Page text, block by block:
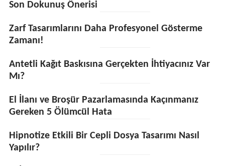
Son Dokunuş Önerisi
Zarf Tasarımlarını Daha Profesyonel Gösterme
Zamanı!
Antetli Kağıt Baskısına Gerçekten İhtiyacınız Var
Mı?
El İlanı ve Broşür Pazarlamasında Kaçınmanız
Gereken 5 Ölümcül Hata
Hipnotize Etkili Bir Cepli Dosya Tasarımı Nasıl
Yapılır?